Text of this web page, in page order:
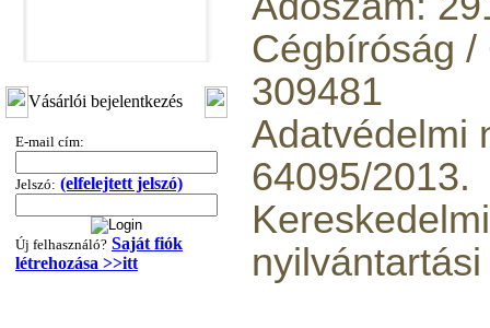
3/8"x1/4"x3/8", Quick
---------
Vásárlói bejelentkezés
E-mail cím:
Jelszó: (elfelejtett jelszó)
Új felhasználó? Saját fiók
létrehozása >>itt
Cégbíróság /
309481
Adatvédelmi
64095/2013.